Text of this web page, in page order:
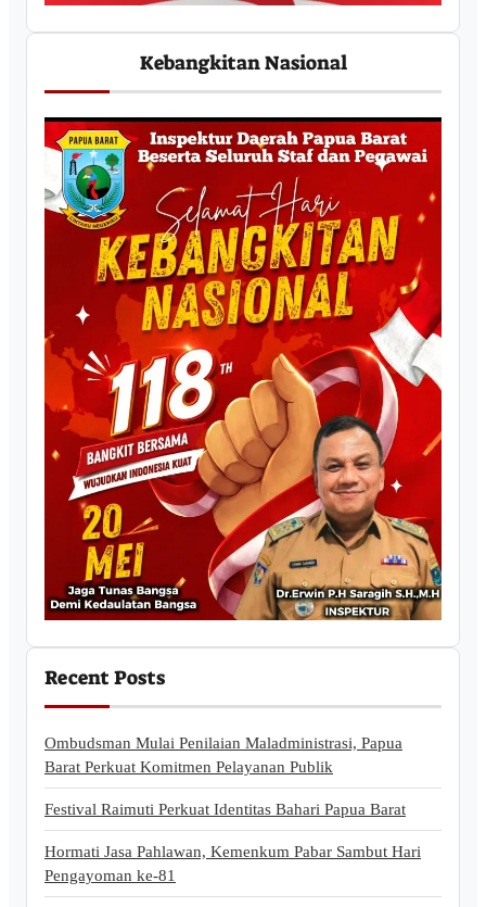
Kebangkitan Nasional
Recent Posts
Ombudsman Mulai Penilaian Maladministrasi, Papua
Barat Perkuat Komitmen Pelayanan Publik
Festival Raimuti Perkuat Identitas Bahari Papua Barat
Hormati Jasa Pahlawan, Kemenkum Pabar Sambut Hari
Pengayoman ke-81